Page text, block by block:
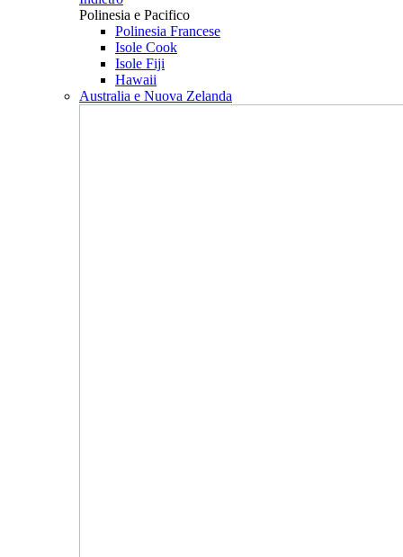
Polinesia e Pacifico
Polinesia Francese
Isole Cook
Isole Fiji
Hawaii
Australia e Nuova Zelanda